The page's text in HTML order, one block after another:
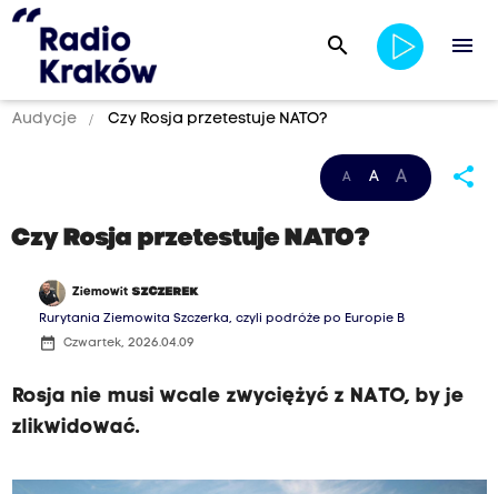
search menu
Audycje Czy Rosja przetestuje NATO?
A A A share
Czy Rosja przetestuje NATO?
ZiemowitSZCZEREK
Rurytania Ziemowita Szczerka, czyli podróże po Europie B
date_range Czwartek, 2026.04.09
Rosja nie musi wcale zwyciężyć z NATO, by je
zlikwidować.